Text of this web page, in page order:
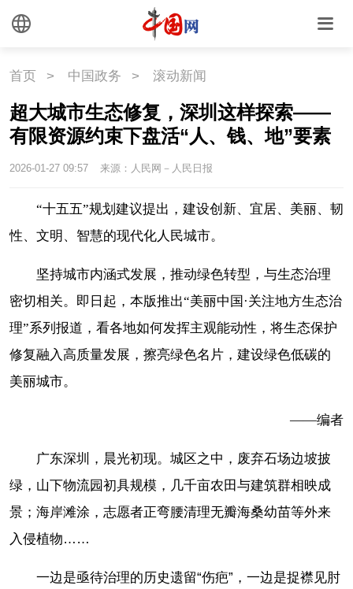
首页 > 中国政务 > 滚动新闻
超大城市生态修复，深圳这样探索——
有限资源约束下盘活“人、钱、地”要素
2026-01-27 09:57 来源：人民网－人民日报
“十五五”规划建议提出，建设创新、宜居、美丽、韧
性、文明、智慧的现代化人民城市。
坚持城市内涵式发展，推动绿色转型，与生态治理
密切相关。即日起，本版推出“美丽中国·关注地方生态治
理”系列报道，看各地如何发挥主观能动性，将生态保护
修复融入高质量发展，擦亮绿色名片，建设绿色低碳的
美丽城市。
——编者
广东深圳，晨光初现。城区之中，废弃石场边坡披
绿，山下物流园初具规模，几千亩农田与建筑群相映成
景；海岸滩涂，志愿者正弯腰清理无瓣海桑幼苗等外来
入侵植物……
一边是亟待治理的历史遗留“伤疤”，一边是捉襟见肘